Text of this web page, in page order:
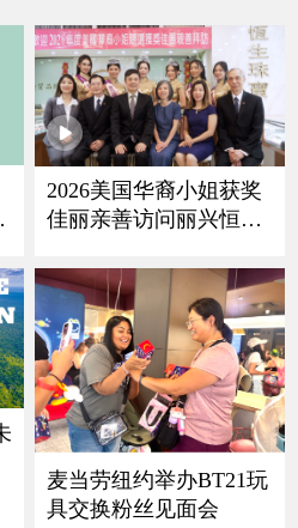
2026美国华裔小姐获奖
佳丽亲善访问丽兴恒生
麦当劳纽约举办BT21玩
具交换粉丝见面会